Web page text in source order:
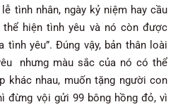
tình nhân, ngày kỷ niệm hay cầu
hiện tình yêu và nó còn được
tình yêu”. Đúng vậy, bản thân loài
nhưng màu sắc của nó có thể
khác nhau, muốn tặng người con
đừng vội gửi 99 bông hồng đỏ, vì